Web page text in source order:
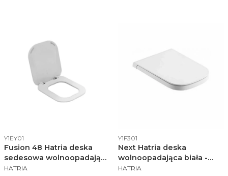
Kod produktu
Y1EY01
Fusion 48 Hatria deska
sedesowa wolnoopadająca
- Y1EY01
PRODUCENT
HATRIA
Kod produktu
Y1F301
Next Hatria deska
wolnoopadająca biała -
Y1F301
PRODUCENT
HATRIA